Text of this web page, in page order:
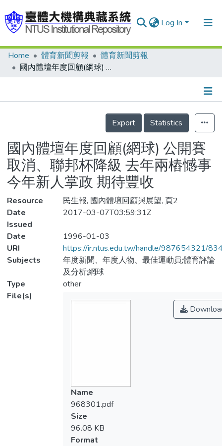
Log In
Communities & Collections
Statistics
Home 體育新聞剪報
體育新聞剪報
國內體壇年度回顧(網球) 公開賽取消、聯邦杯降級 去年兩樁憾事 今年新人掌政 期待豐收
Details
Export
Statistics
國內體壇年度回顧(網球) 公開賽
取消、聯邦杯降級 去年兩樁憾事
今年新人掌政 期待豐收
Resource
民生報, 國內體壇回顧與展望, 頁2
Date
Issued
2017-03-07T03:59:31Z
Date
1996-01-03
URI
https://ir.ntus.edu.tw/handle/987654321/
Subjects
年度新聞、年度人物、最佳運動員;體育評論
及分析;網球
Type
other
File(s)
Name
968301.pdf
Size
96.08 KB
Format